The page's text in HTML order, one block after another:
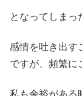
となってしまっ
感情を吐き出す
ですが、頻繁に